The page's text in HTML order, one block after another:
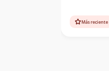
Más reciente